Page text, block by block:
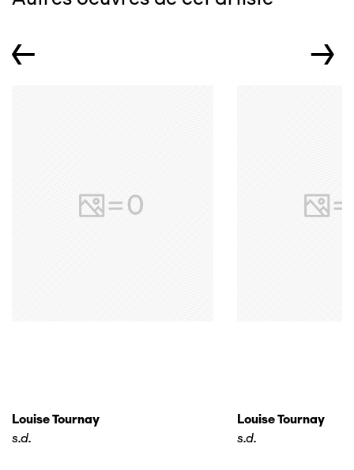
← →
Louise Tournay
s.d.
Louise Tournay
s.d.